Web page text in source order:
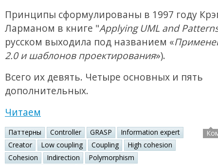
Принципы сформулированы в 1997 году
Ларманом в книге "Applying UML and
русском выходила под названием «
2.0 и шаблонов проектирования»).
Всего их девять. Четыре основных и пять
дополнительных.
Читаем
Паттерны Controller GRASP
Information expert
Creator
Low coupling Coupling
High cohesion
Cohesion
Indirection
Polymorphism